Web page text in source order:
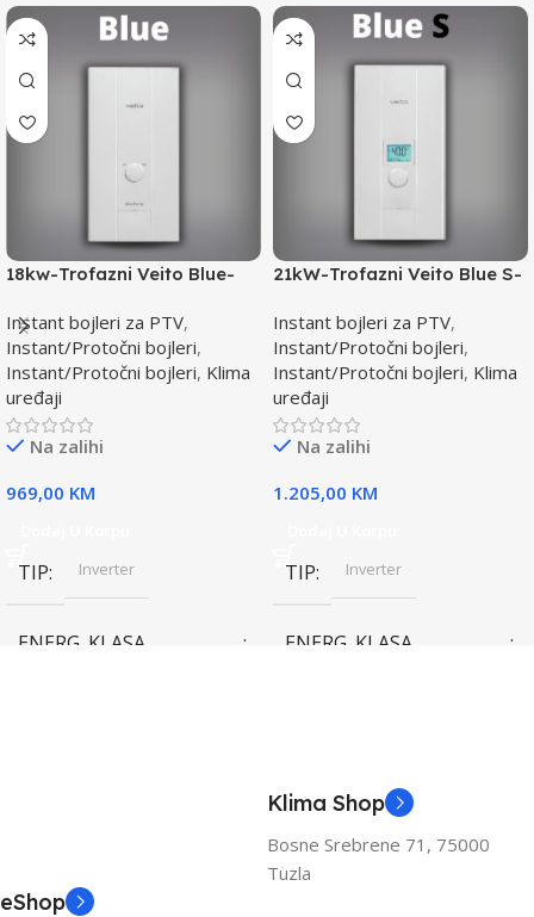
18kw-Trofazni Veito Blue-
Instant bojleri za PTV,
Instant/Protočni bojleri,
Instant/Protočni bojleri, Klima
uređaji
Na zalihi
969,00 KM
TIP Inverter
ENERG. KLASA
21kW-Trofazni Veito Blue S-
Instant bojleri za PTV,
Instant/Protočni bojleri,
Instant/Protočni bojleri, Klima
uređaji
Na zalihi
1.205,00 KM
TIP Inverter
ENERG. KLASA
KAPACITET HLAĐENJA
3.6
Klima Shop
Bosne Srebrene 71, 75000
Tuzla
eShop